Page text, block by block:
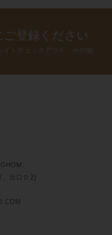
登録ください
、出口Ｄ2)